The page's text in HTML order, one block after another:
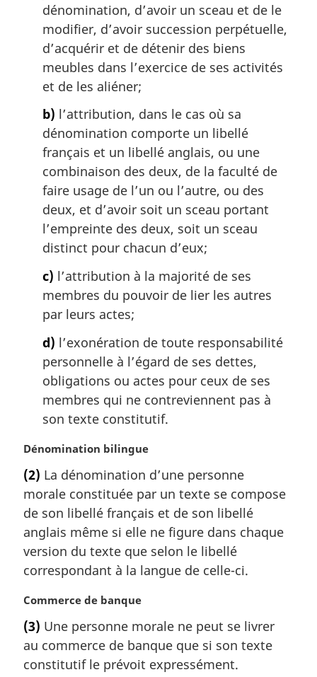
dénomination, d’avoir un sceau et de le
modifier, d’avoir succession perpétuelle,
d’acquérir et de détenir des biens
meubles dans l’exercice de ses activités
et de les aliéner;
b) l’attribution, dans le cas où sa
dénomination comporte un libellé
français et un libellé anglais, ou une
combinaison des deux, de la faculté de
faire usage de l’un ou l’autre, ou des
deux, et d’avoir soit un sceau portant
l’empreinte des deux, soit un sceau
distinct pour chacun d’eux;
c) l’attribution à la majorité de ses
membres du pouvoir de lier les autres
par leurs actes;
d) l’exonération de toute responsabilité
personnelle à l’égard de ses dettes,
obligations ou actes pour ceux de ses
membres qui ne contreviennent pas à
son texte constitutif.
N
t
e
m
a
g
i
a
l
e
:
Dénomination bilingue
(2) La dénomination d’une personne
morale constituée par un texte se compose
de son libellé français et de son libellé
anglais même si elle ne figure dans chaque
version du texte que selon le libellé
correspondant à la langue de celle-ci.
N
t
e
m
Commerce de banque
(3) Une personne morale ne peut se livrer
au commerce de banque que si son texte
constitutif le prévoit expressément.